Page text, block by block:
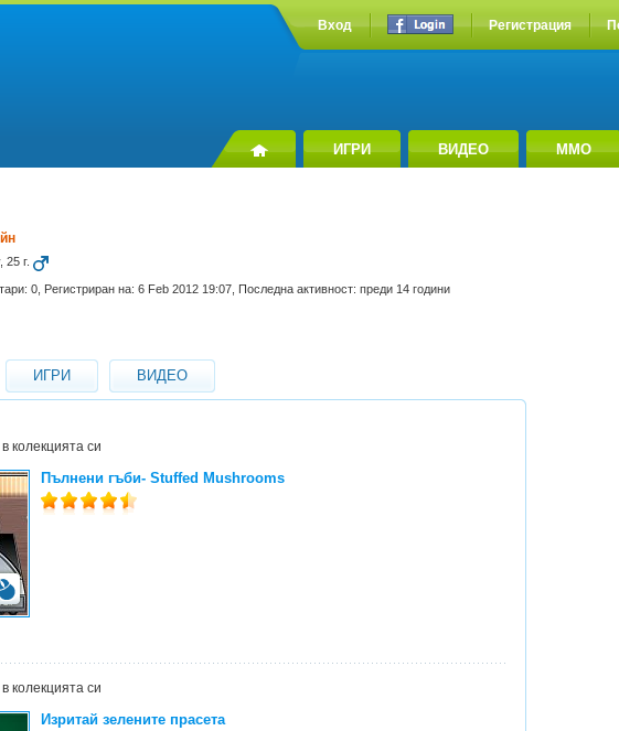
Вход Регистрация
ИГРИ ВИДЕО MMO
25 г.
0, Регистриран на: 6 Feb 2012 19:07, Последна активност: преди 14 години
ИГРИ ВИДЕО
колекцията си
Пълнени гъби- Stuffed Mushrooms
колекцията си
Изритай зелените прасета